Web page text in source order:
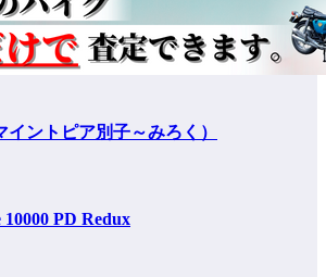
ントピア別子～みろく）
PD Redux